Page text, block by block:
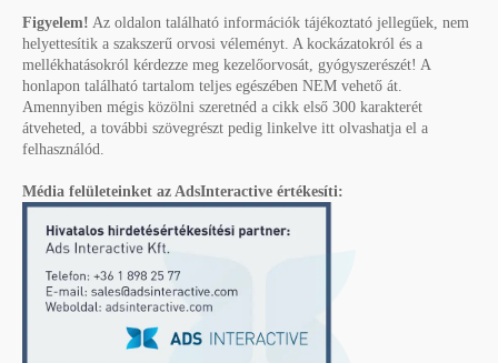
Figyelem! Az oldalon található információk tájékoztató jellegűek, nem
helyettesítik a szakszerű orvosi véleményt. A kockázatokról és a
mellékhatásokról kérdezze meg kezelőorvosát, gyógyszerészét! A
honlapon található tartalom teljes egészében NEM vehető át.
Amennyiben mégis közölni szeretnéd a cikk első 300 karakterét
átveheted, a további szövegrészt pedig linkelve itt olvashatja el a
felhasználód.
Média felületeinket az AdsInteractive értékesíti: